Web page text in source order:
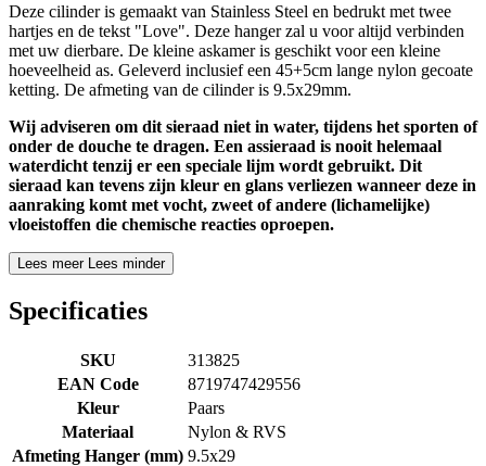
Deze cilinder is gemaakt van Stainless Steel en bedrukt met twee
hartjes en de tekst "Love". Deze hanger zal u voor altijd verbinden
met uw dierbare. De kleine askamer is geschikt voor een kleine
hoeveelheid as. Geleverd inclusief een 45+5cm lange nylon gecoate
ketting. De afmeting van de cilinder is 9.5x29mm.
Wij adviseren om dit sieraad niet in water, tijdens het sporten of
onder de douche te dragen. Een assieraad is nooit helemaal
waterdicht tenzij er een speciale lijm wordt gebruikt. Dit
sieraad kan tevens zijn kleur en glans verliezen wanneer deze in
aanraking komt met vocht, zweet of andere (lichamelijke)
vloeistoffen die chemische reacties oproepen.
Lees meer Lees minder
Specificaties
SKU
313825
EAN Code
8719747429556
Kleur
Paars
Materiaal
Nylon & RVS
Afmeting Hanger (mm) 9.5x29